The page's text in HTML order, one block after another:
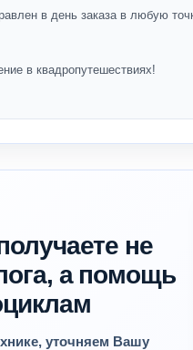
в день заказа в любую
в квадропутешествиях!
не
а помощь
уточняем Вашу